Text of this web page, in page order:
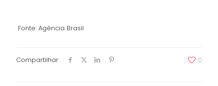
Fonte: Agência Brasil
Compartilhar 0